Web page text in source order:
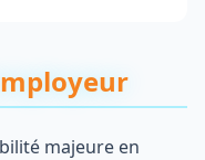
majeure en